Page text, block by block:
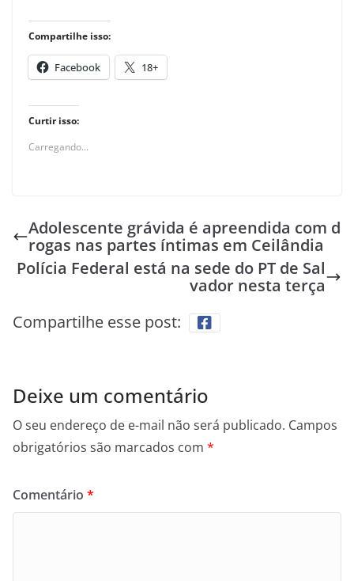
Compartilhe isso:
Facebook 18+
Curtir isso:
Carregando...
Adolescente grávida é apreendida com d
rogas nas partes íntimas em Ceilândia
Polícia Federal está na sede do PT de Sal
vador nesta terça
Compartilhe esse post:
Deixe um comentário
O seu endereço de e-mail não será publicado. Campos
obrigatórios são marcados com *
Comentário *